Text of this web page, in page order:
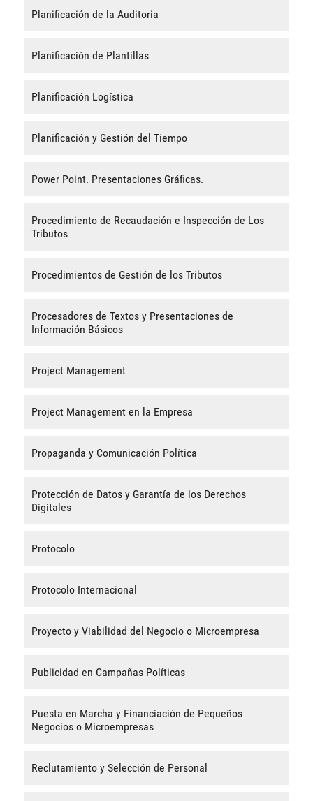
Planificación de la Auditoria
Planificación de Plantillas
Planificación Logística
Planificación y Gestión del Tiempo
Power Point. Presentaciones Gráficas.
Procedimiento de Recaudación e Inspección de Los
Tributos
Procedimientos de Gestión de los Tributos
Procesadores de Textos y Presentaciones de
Información Básicos
Project Management
Project Management en la Empresa
Propaganda y Comunicación Política
Protección de Datos y Garantía de los Derechos
Digitales
Protocolo
Protocolo Internacional
Proyecto y Viabilidad del Negocio o Microempresa
Publicidad en Campañas Políticas
Puesta en Marcha y Financiación de Pequeños
Negocios o Microempresas
Reclutamiento y Selección de Personal